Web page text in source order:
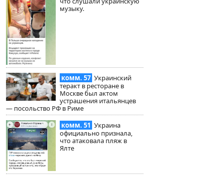
музыку.
комм. 57 Украинский
теракт в ресторане в
Москве был актом
устрашения итальянцев
— посольство РФ в Риме
комм. 51 Украина
официально признала,
что атаковала пляж в
Ялте